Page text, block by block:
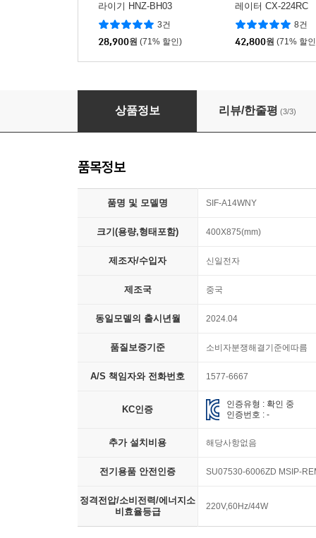
라이기 HNZ-BH03
3건
28,900원 (71% 할인)
레이터 CX-224RC
8건
42,800원 (71% 할
[특가] 신일 14인치 좌석용 기계식 선풍기 SIF-
상품정보 리뷰/한줄평 (3/3)
품목정보
품명 및 모델명 SIF-A14WNY
크기(용량,형태포함) 400X875(mm)
제조자/수입자 신일전자
제조국 중국
동일모델의 출시년월 2024.04
품질보증기준 소비자분쟁해결기준에따름
A/S 책임자와 전화번호 1577-6667
KC인증
인증유형 : 확인 중
인증번호 : -
추가 설치비용 해당사항없음
전기용품 안전인증 SU07530-6006ZD MSIP-
정격전압/소비전력/에너지소
비효율등급
220V,60Hz/44W